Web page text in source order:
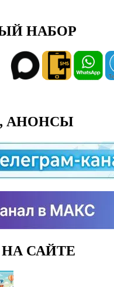
НАБОР
АНОНСЫ
САЙТЕ